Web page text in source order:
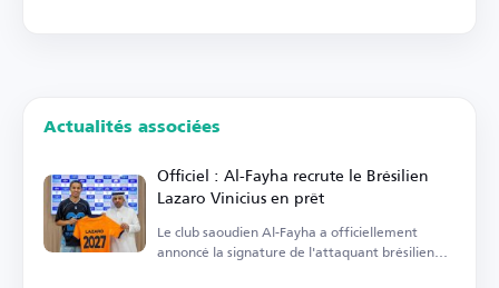
Actualités associées
Officiel : Al-Fayha recrute le Brésilien
Lazaro Vinicius en prêt
Le club saoudien Al-Fayha a officiellement
annoncé la signature de l'attaquant brésilien